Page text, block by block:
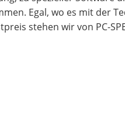
Egal, wo es mit der
stehen wir von PC-